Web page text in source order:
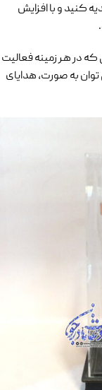
کنید و با افزایش
در هر زمینه فعالیت
به صورت، هدایای